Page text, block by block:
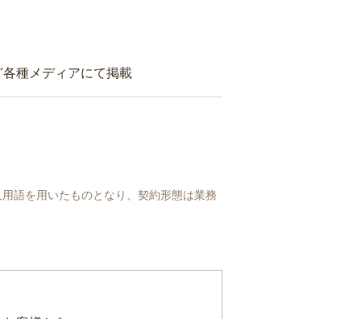
種メディアにて掲載
語を用いたものとなり、契約形態は業務